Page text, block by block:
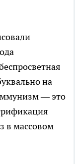
на
— это
в массовом